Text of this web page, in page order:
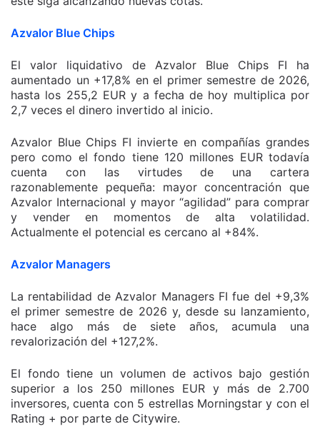
Azvalor Blue Chips
El valor liquidativo de Azvalor Blue Chips FI ha
aumentado un +17,8% en el primer semestre de 2026,
hasta los 255,2 EUR y a fecha de hoy multiplica por
2,7 veces el dinero invertido al inicio.
Azvalor Blue Chips FI invierte en compañías grandes
pero como el fondo tiene 120 millones EUR todavía
cuenta con las virtudes de una cartera
razonablemente pequeña: mayor concentración que
Azvalor Internacional y mayor “agilidad” para comprar
y vender en momentos de alta volatilidad.
Actualmente el potencial es cercano al +84%.
Azvalor Managers
La rentabilidad de Azvalor Managers FI fue del +9,3%
el primer semestre de 2026 y, desde su lanzamiento,
hace algo más de siete años, acumula una
revalorización del +127,2%.
El fondo tiene un volumen de activos bajo gestión
superior a los 250 millones EUR y más de 2.700
inversores, cuenta con 5 estrellas Morningstar y con el
Rating + por parte de Citywire.